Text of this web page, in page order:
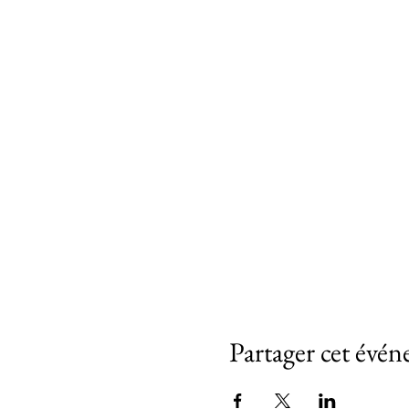
Partager cet